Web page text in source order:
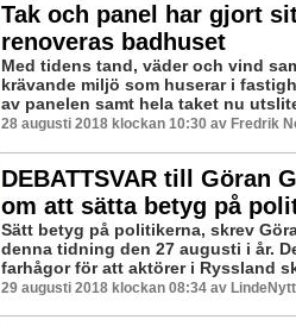
Tak och panel har gjort
renoveras badhuset
Med tidens tand, väder och vind
krävande miljö som huserar i
av panelen samt hela taket nu
28 augusti 2018 klockan 10:30 av Fredrik
DEBATTSVAR till Göran
om att sätta betyg på
Sätt betyg på politikerna, skrev
denna tidning den 27 augusti i år.
farhågor för att aktörer i Ryssland
29 augusti 2018 klockan 08:34 av